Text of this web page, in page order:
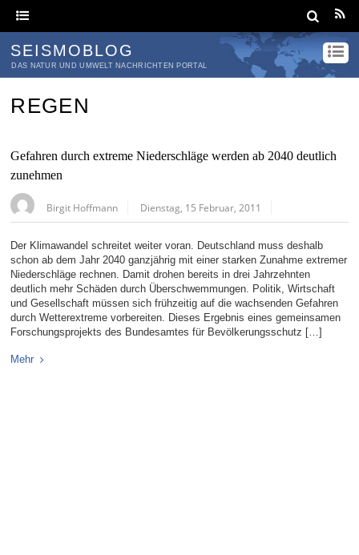
SEISMOBLOG
DAS NATUR UND UMWELT NACHRICHTEN PORTAL
REGEN
Gefahren durch extreme Niederschläge werden ab 2040 deutlich
zunehmen
Birgit Hoffmann Dienstag, 15 Februar, 2011
Der Klimawandel schreitet weiter voran. Deutschland muss deshalb
schon ab dem Jahr 2040 ganzjährig mit einer starken Zunahme extremer
Niederschläge rechnen. Damit drohen bereits in drei Jahrzehnten
deutlich mehr Schäden durch Überschwemmungen. Politik, Wirtschaft
und Gesellschaft müssen sich frühzeitig auf die wachsenden Gefahren
durch Wetterextreme vorbereiten. Dieses Ergebnis eines gemeinsamen
Forschungsprojekts des Bundesamtes für Bevölkerungsschutz […]
Mehr